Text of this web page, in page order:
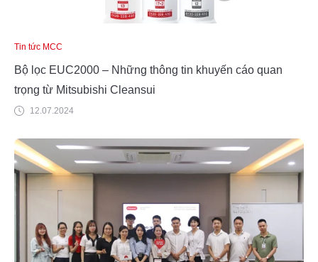
Tin tức MCC
Bộ lọc EUC2000 – Những thông tin khuyến cáo quan
trọng từ Mitsubishi Cleansui
12.07.2024